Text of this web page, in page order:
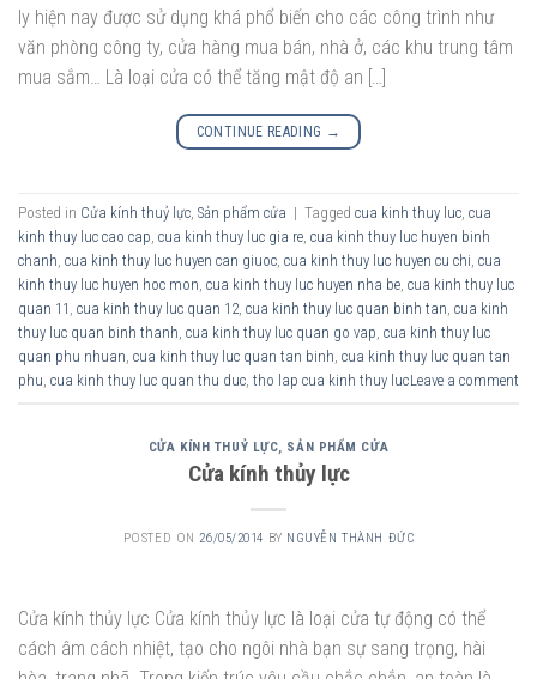
ly hiện nay được sử dụng khá phổ biến cho các công trình như
văn phòng công ty, cửa hàng mua bán, nhà ở, các khu trung tâm
mua sắm… Là loại cửa có thể tăng mật độ an […]
CONTINUE READING →
Posted in Cửa kính thuỷ lực Sản phẩm cửa | Tagged cua kinh thuy luc cua
kinh thuy luc cao cap cua kinh thuy luc gia re cua kinh thuy luc huyen binh
chanh cua kinh thuy luc huyen can giuoc cua kinh thuy luc huyen cu chi cua
kinh thuy luc huyen hoc mon cua kinh thuy luc huyen nha be cua kinh thuy luc
quan 11 cua kinh thuy luc quan 12 cua kinh thuy luc quan binh tan cua kinh
thuy luc quan binh thanh cua kinh thuy luc quan go vap cua kinh thuy luc
quan phu nhuan cua kinh thuy luc quan tan binh cua kinh thuy luc quan tan
phu cua kinh thuy luc quan thu duc tho lap cua kinh thuy lucLeave a comment
CỬA KÍNH THUỶ LỰC, SẢN PHẨM CỬA
Cửa kính thủy lực
POSTED ON 26/05/2014 BY NGUYỄN THÀNH ĐỨC
Cửa kính thủy lực Cửa kính thủy lực là loại cửa tự động có thể
cách âm cách nhiệt, tạo cho ngôi nhà bạn sự sang trọng, hài